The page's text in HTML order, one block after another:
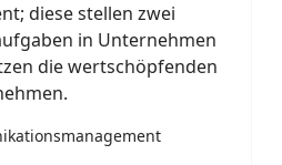
diese stellen zwei
in Unternehmen
die wertschöpfenden